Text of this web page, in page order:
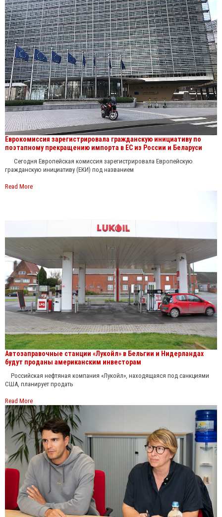
Еврокомиссия зарегистрировала гражданскую инициативу по
поэтапному прекращению импорта в ЕС из России и Беларуси
Сегодня Европейская комиссия зарегистрировала Европейскую
гражданскую инициативу (ЕКИ) под названием
Read More
Автозаправочные станции «Лукойл» в Бельгии и Нидерландах
будут проданы американским инвесторам
Российская нефтяная компания «Лукойл», находящаяся под санкциями
США, планирует продать
Read More